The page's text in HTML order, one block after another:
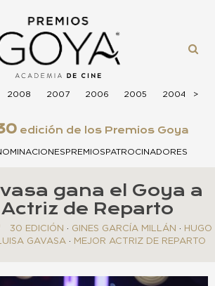
2008 2007 2006 2005 2004 >
>
edición de los Premios Goya
PREMIOSPATROCINADORES
gana el Goya a
de Reparto
30 EDICIÓN · GINES GARCÍA MILLÁN · HUGO
LUISA GAVASA · MEJOR ACTRIZ DE REPARTO